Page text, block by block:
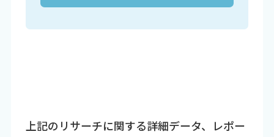
上記のリサーチに関する詳細データ、レポー